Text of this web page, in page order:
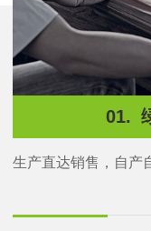
01.
生产直达销售，自产